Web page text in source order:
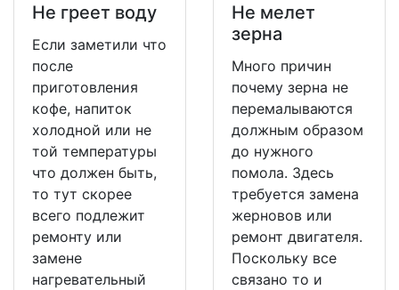
Не греет воду
Если заметили что
после
приготовления
кофе, напиток
холодной или не
той температуры
что должен быть,
то тут скорее
всего подлежит
ремонту или
замене
нагревательный
Не мeлет
зерна
Много причин
почему зерна не
перемалываются
должным образом
до нужного
помола. Здесь
требуется замена
жерновов или
ремонт двигателя.
Поскольку все
связано то и